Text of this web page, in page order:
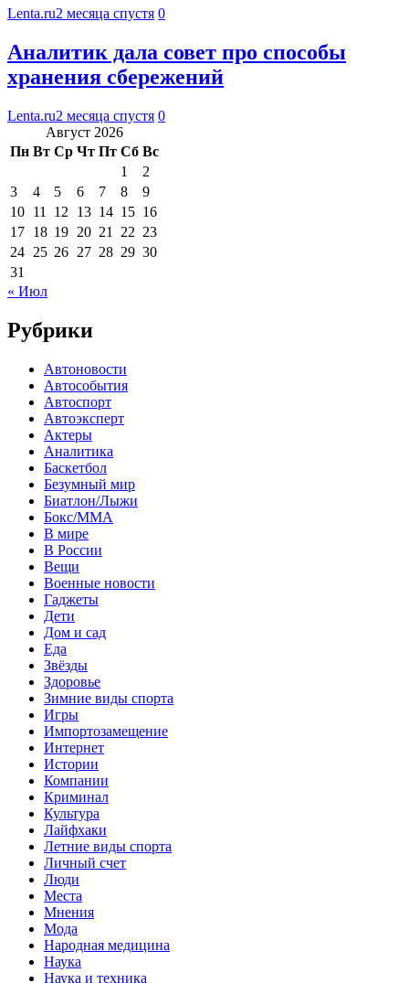
Lenta.ru2 месяца спустя 0
Аналитик дала совет про способы
хранения сбережений
Lenta.ru2 месяца спустя 0
Август 2026
Пн Вт Ср Чт Пт Сб Вс
1
2
3
4 5 6 7 8
9
10 11 12 13 14 15 16
17 18 19 20 21 22 23
24 25 26 27 28 29 30
31
« Июл
Рубрики
Автоновости
Автособытия
Автоспорт
Автоэксперт
Актеры
Аналитика
Баскетбол
Безумный мир
Биатлон/Лыжи
Бокс/MMA
В мире
В России
Вещи
Военные новости
Гаджеты
Дети
Дом и сад
Еда
Звёзды
Здоровье
Зимние виды спорта
Игры
Импортозамещение
Интернет
Истории
Компании
Криминал
Культура
Лайфхаки
Летние виды спорта
Личный счет
Люди
Места
Мнения
Мода
Народная медицина
Наука
Наука и техника